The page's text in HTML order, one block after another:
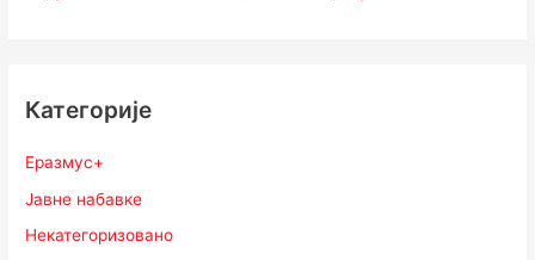
Категорије
Еразмус+
Јавне набавке
Некатегоризовано